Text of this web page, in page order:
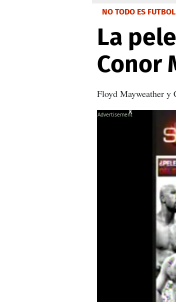
NO TODO ES FUTBOL
La
Conor
Floyd Mayweather y
X